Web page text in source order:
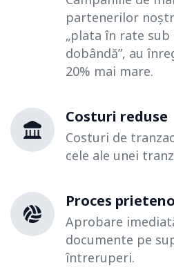
partenerilor
„plata în rate
dobândă”, au
20% mai mare.
Costuri reduse
Costuri de
cele ale unei
Proces
Aprobare
documente pe
întreruperi.